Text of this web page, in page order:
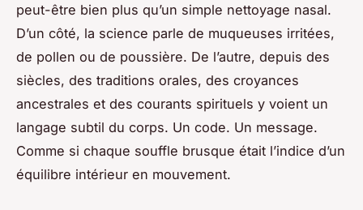
peut-être bien plus qu’un simple nettoyage nasal.
D’un côté, la science parle de muqueuses irritées,
de pollen ou de poussière. De l’autre, depuis des
siècles, des traditions orales, des croyances
ancestrales et des courants spirituels y voient un
langage subtil du corps. Un code. Un message.
Comme si chaque souffle brusque était l’indice d’un
équilibre intérieur en mouvement.